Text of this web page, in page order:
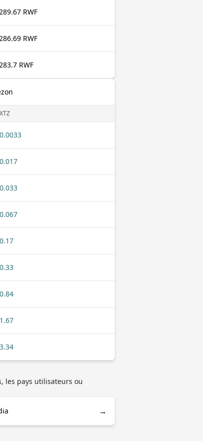
RWF
RWF
RWF
XTZ
0.0033
0.017
0.033
0.067
0.17
0.33
0.84
1.67
3.34
les pays utilisateurs ou
→